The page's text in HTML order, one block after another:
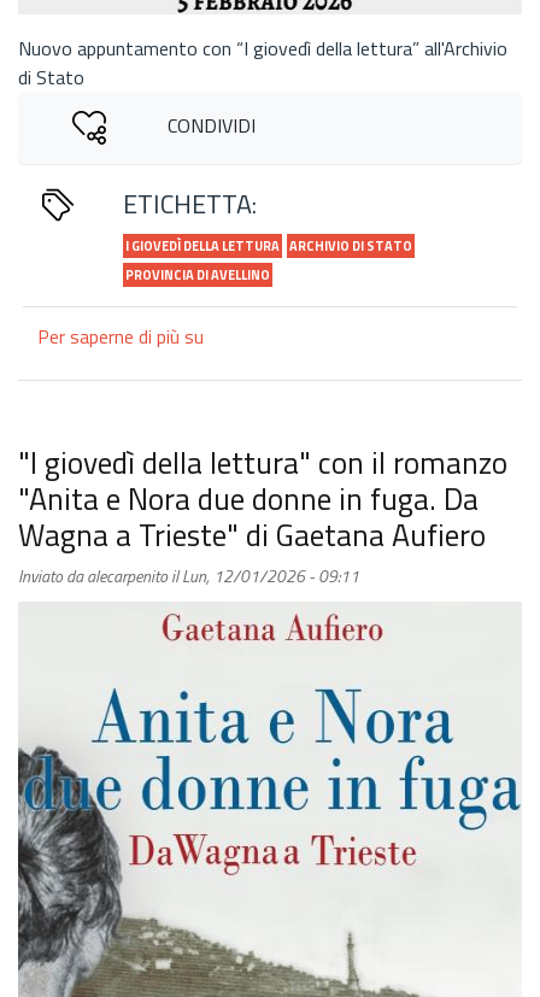
Nuovo appuntamento con “I giovedì della lettura” all'Archivio
di Stato
CONDIVIDI
ETICHETTA:
I GIOVEDÌ DELLA LETTURA ARCHIVIO DI STATO
PROVINCIA DI AVELLINO
Per saperne di più su
con
un’ombra
di
luce”,
di
Rocco
Romeo
"I giovedì della lettura" con il romanzo
"Anita e Nora due donne in fuga. Da
Wagna a Trieste" di Gaetana Aufiero
Inviato daalecarpenitoilLun, 12/01/2026 - 09:11